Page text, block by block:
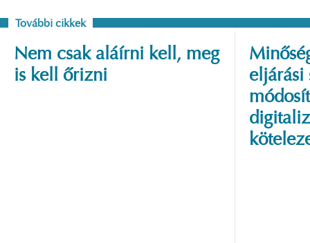
További cikkek
Nem csak aláírni kell, meg
is kell őrizni
eljárási